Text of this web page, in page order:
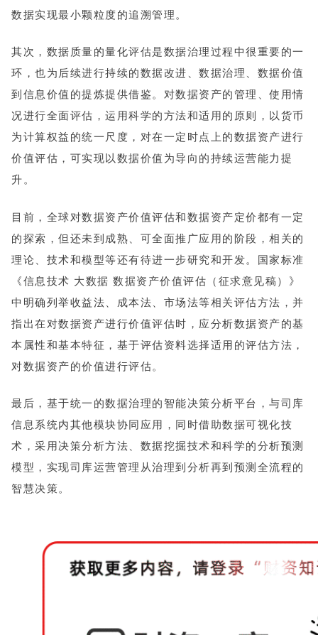
数据实现最小颗粒度的追溯管理。
其次，数据质量的量化评估是数据治理过程中很重要的一
环，也为后续进行持续的数据改进、数据治理、数据价值
到信息价值的提炼提供借鉴。对数据资产的管理、使用情
况进行全面评估，运用科学的方法和适用的原则，以货币
为计算权益的统一尺度，对在一定时点上的数据资产进行
价值评估，可实现以数据价值为导向的持续运营能力提
升。
目前，全球对数据资产价值评估和数据资产定价都有一定
的探索，但还未到成熟、可全面推广应用的阶段，相关的
理论、技术和模型等还有待进一步研究和开发。国家标准
《信息技术 大数据 数据资产价值评估（征求意见稿）》
中明确列举收益法、成本法、市场法等相关评估方法，并
指出在对数据资产进行价值评估时，应分析数据资产的基
本属性和基本特征，基于评估资料选择适用的评估方法，
对数据资产的价值进行评估。
最后，基于统一的数据治理的智能决策分析平台，与司库
信息系统内其他模块协同应用，同时借助数据可视化技
术，采用决策分析方法、数据挖掘技术和科学的分析预测
模型，实现司库运营管理从治理到分析再到预测全流程的
智慧决策。